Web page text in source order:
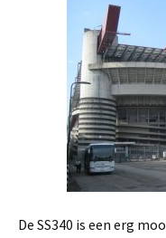
De SS340 is een erg